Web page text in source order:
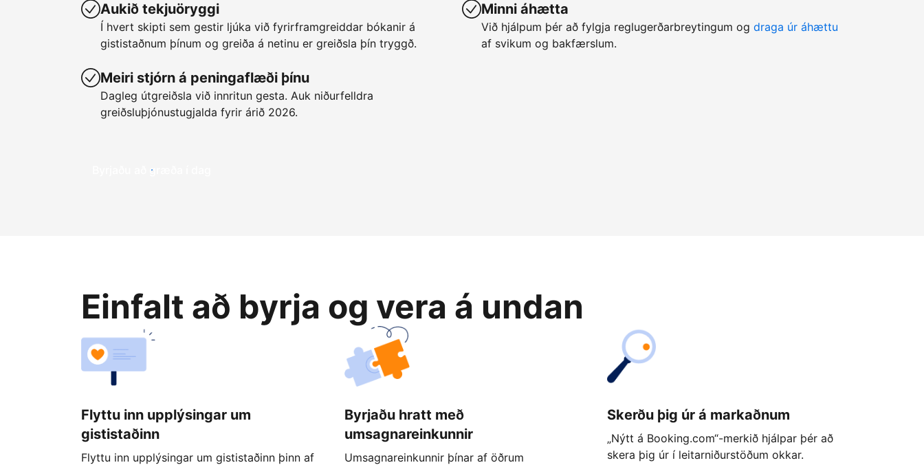
Aukið tekjuöryggi
Í hvert skipti sem gestir ljúka við fyrirframgreiddar bókanir á
gististaðnum þínum og greiða á netinu er greiðsla þín tryggð.
Meiri stjórn á peningaflæði þínu
Dagleg útgreiðsla við innritun gesta. Auk niðurfelldra
greiðsluþjónustugjalda fyrir árið 2026.
Minni áhætta
Við hjálpum þér að fylgja reglugerðarbreytingum og draga úr áhættu
af svikum og bakfærslum.
Byrjaðu að græða í dag
Einfalt að byrja og vera á undan
Flyttu inn upplýsingar um
gististaðinn
Flyttu inn upplýsingar um gististaðinn þinn af
Byrjaðu hratt með
umsagnareinkunnir
Umsagnareinkunnir þínar af öðrum
Skerðu þig úr á markaðnum
„Nýtt á Booking.com“-merkið hjálpar þér að
skera þig úr í leitarniðurstöðum okkar.